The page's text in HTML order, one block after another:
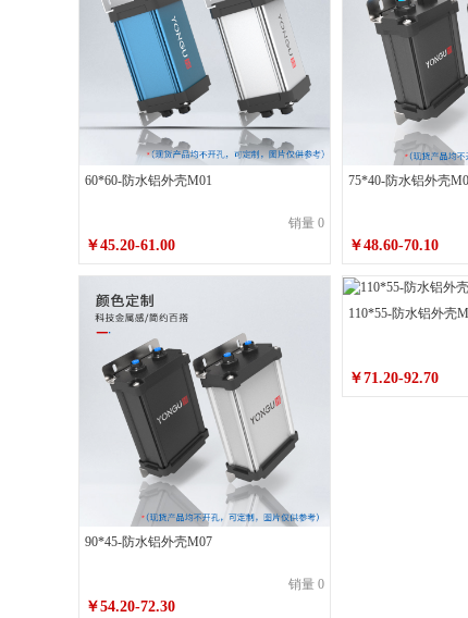
180*70*250喷砂皓月银带耳
200*75*150喷砂墨玉黑不带耳
200*75*180喷砂墨玉黑带耳
200*75*200喷砂皓月银不带耳
200*75*220喷砂皓月银带耳
260*180*250喷砂墨玉黑带耳
60*60*100喷砂皓月银不带耳
60*60*120喷砂皓月银带耳 60*60*150
60*60*70喷砂墨玉黑不带耳
60*60*80喷砂皓月银不带耳
75*40*100喷砂皓月银带耳
75*40*150喷砂墨玉黑不带耳
75*40*180喷砂墨玉黑带耳
80*80*120喷砂墨玉黑不带耳
60*60-防水铝外壳M01
销量 0
￥45.20-61.00
75*40-防水铝外壳
￥48.60-70.10
90*45-防水铝外壳M07
销量 0
￥54.20-72.30
110*55-防水铝外壳
￥71.20-92.70